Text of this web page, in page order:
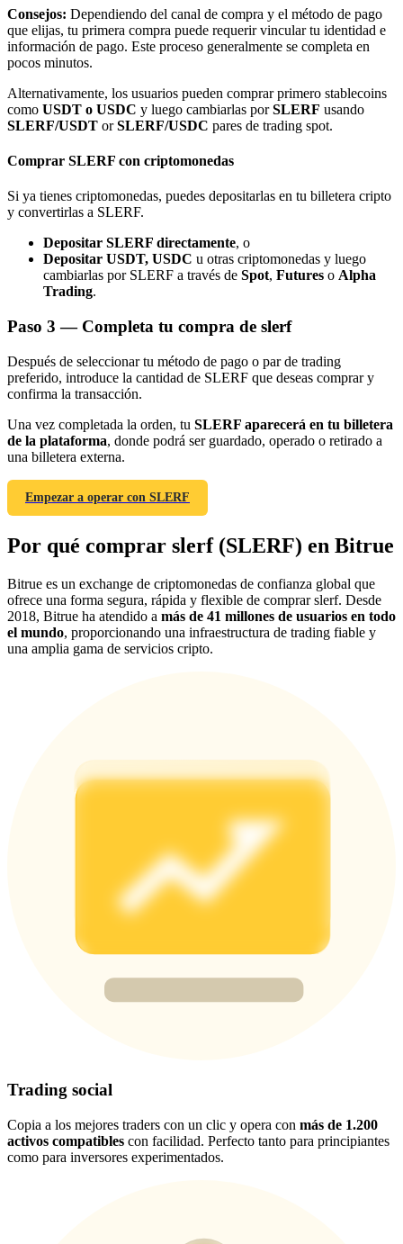
Afiliados de Bitrue
¡Hasta un 65% de comisiones!
Referencia
Deposit CASHCAT & Win
Deposit CASHCAT & Win
Exclusive for BitMart Users
Register & Trade to Win 500,000 USDT
Precious Metals Trading Carnival
Trade Gold & Silver · 33,333 USDT Bonus
USDT New User Exclusive 10% APR
New Listing Futures Fest
Trade New Futures, Win 200,000 USDT
Consejos: Dependiendo del canal de compra y el método de pago
que elijas, tu primera compra puede requerir vincular tu identidad e
información de pago. Este proceso generalmente se completa en
pocos minutos.
Alternativamente, los usuarios pueden comprar primero stablecoins
como USDT o USDC y luego cambiarlas porSLERF usando
SLERF/USDT orSLERF/USDC pares de trading spot.
Comprar SLERF con criptomonedas
Si ya tienes criptomonedas, puedes depositarlas en tu billetera cripto
y convertirlas a SLERF.
Depositar SLERF directamente, o
Depositar USDT, USDC u otras criptomonedas y luego
cambiarlas por SLERF a través de Spot, Futures o Alpha
Trading.
Paso 3 — Completa tu compra de slerf
Después de seleccionar tu método de pago o par de trading
preferido, introduce la cantidad de SLERF que deseas comprar y
confirma la transacción.
Una vez completada la orden, tu SLERF aparecerá en tu billetera
de la plataforma, donde podrá ser guardado, operado o retirado a
una billetera externa.
Empezar a operar con SLERF
Por qué comprar slerf (SLERF) en Bitrue
Bitrue es un exchange de criptomonedas de confianza global que
ofrece una forma segura, rápida y flexible de comprar slerf. Desde
2018, Bitrue ha atendido a más de 41 millones de usuarios en todo
el mundo, proporcionando una infraestructura de trading fiable y
una amplia gama de servicios cripto.
Trading social
Copia a los mejores traders con un clic y opera con más de 1.200
activos compatibles con facilidad. Perfecto tanto para principiantes
como para inversores experimentados.